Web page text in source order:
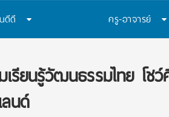
ดีดี ครู-อาจารย์
รียนรู้วัฒนธรรมไทย โช
นด์